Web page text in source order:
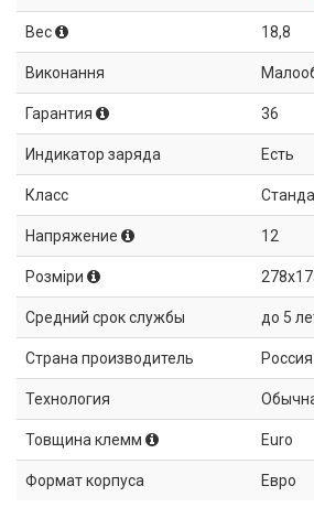
Вес 18,8
Виконання
Гарантия 36
Индикатор заряда Есть
Класс
Напряжение 12
Розміри
Средний срок службы до 5
Страна производитель Россия
Технология
Товщина клемм Euro
Формат корпуса Евро